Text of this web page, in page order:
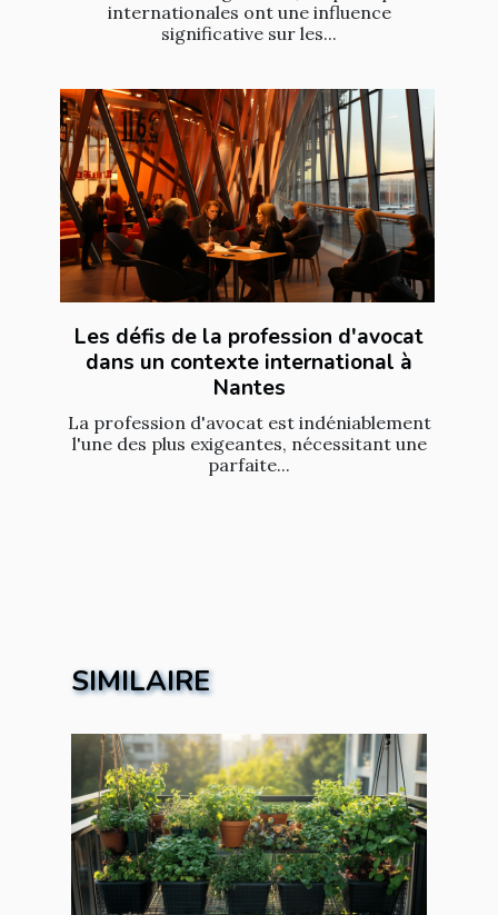
internationales ont une influence
significative sur les...
Les défis de la profession d'avocat
dans un contexte international à
Nantes
La profession d'avocat est indéniablement
l'une des plus exigeantes, nécessitant une
parfaite...
SIMILAIRE